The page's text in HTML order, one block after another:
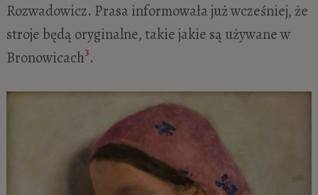
Rozwadowicz. Prasa informowała już wcześniej, że
stroje będą oryginalne, takie jakie są używane w
Bronowicach3.